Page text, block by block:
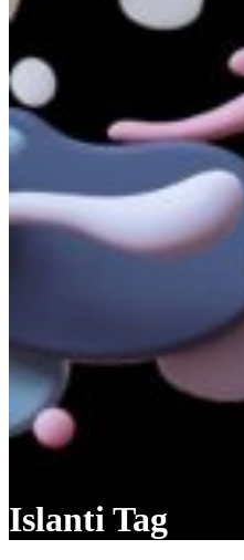
Islanti Tag